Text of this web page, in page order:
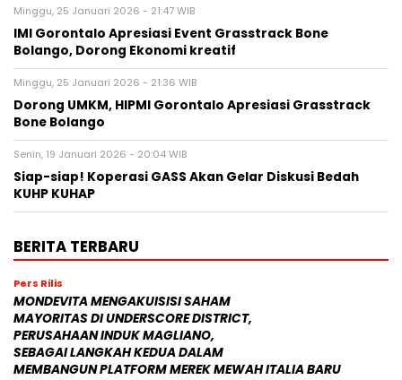
Minggu, 25 Januari 2026 - 21:47 WIB
IMI Gorontalo Apresiasi Event Grasstrack Bone
Bolango, Dorong Ekonomi kreatif
Minggu, 25 Januari 2026 - 21:36 WIB
Dorong UMKM, HIPMI Gorontalo Apresiasi Grasstrack
Bone Bolango
Senin, 19 Januari 2026 - 20:04 WIB
Siap-siap! Koperasi GASS Akan Gelar Diskusi Bedah
KUHP KUHAP
BERITA TERBARU
Pers Rilis
MONDEVITA MENGAKUISISI SAHAM
MAYORITAS DI UNDERSCORE DISTRICT,
PERUSAHAAN INDUK MAGLIANO,
SEBAGAI LANGKAH KEDUA DALAM
MEMBANGUN PLATFORM MEREK MEWAH ITALIA BARU